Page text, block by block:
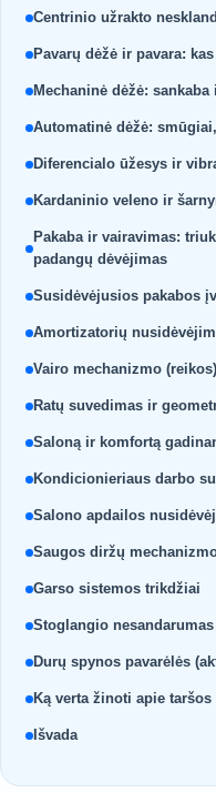
Centrinio užrakto
Pavarų dėžė ir pavara:
Mechaninė dėžė:
Automatinė dėžė:
Diferencialo ūžesys ir
Kardaninio veleno ir
Pakaba ir vairavimas:
padangų dėvėjimas
Susidėvėjusios pakabos
Amortizatorių
Vairo mechanizmo
Ratų suvedimas ir
Saloną ir komfortą
Kondicionieriaus darbo
Salono apdailos
Saugos diržų
Garso sistemos trikdžiai
Stoglangio
Durų spynos pavarėlės
Ką verta žinoti apie
Išvada